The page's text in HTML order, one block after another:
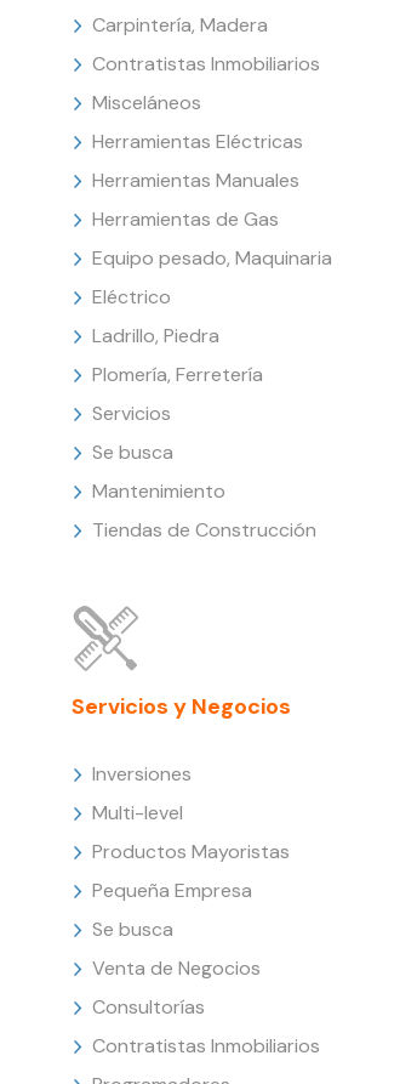
Carpintería, Madera
Contratistas Inmobiliarios
Misceláneos
Herramientas Eléctricas
Herramientas Manuales
Herramientas de Gas
Equipo pesado, Maquinaria
Eléctrico
Ladrillo, Piedra
Plomería, Ferretería
Servicios
Se busca
Mantenimiento
Tiendas de Construcción
Servicios y Negocios
Inversiones
Multi-level
Productos Mayoristas
Pequeña Empresa
Se busca
Venta de Negocios
Consultorías
Contratistas Inmobiliarios